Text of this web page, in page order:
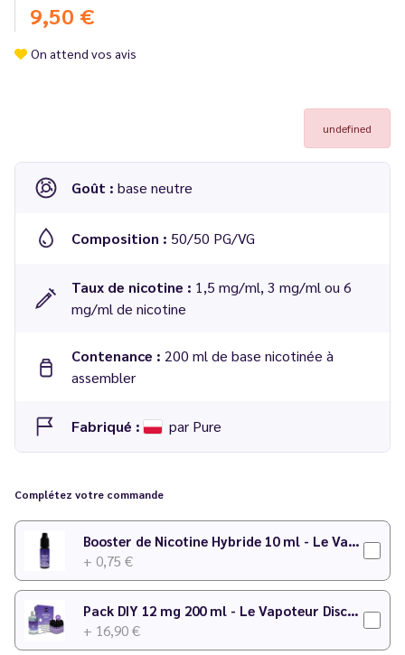
9,50 €
On attend vos avis
undefined
Goût : base neutre
Composition : 50/50 PG/VG
Taux de nicotine : 1,5 mg/ml, 3 mg/ml ou 6
mg/ml de nicotine
Contenance : 200 ml de base nicotinée à
assembler
Fabriqué : par Pure
Complétez votre commande
Booster de Nicotine Hybride 10 ml - Le Vapoteur Discount
+ 0,75 €
Pack DIY 12 mg 200 ml - Le Vapoteur Discount
+ 16,90 €